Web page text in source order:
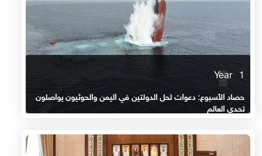
1 Year
حصاد الأسبوع: دعوات لحل الدولتين في اليمن والحوثيون يواصلون
تحدي العالم